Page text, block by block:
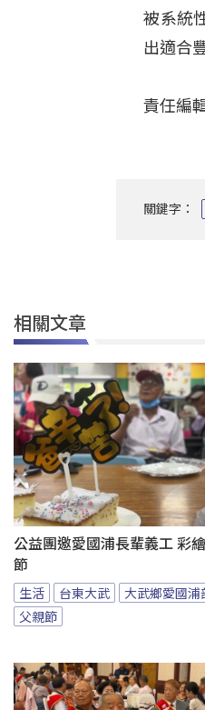
被系統
出適合
責任編
關鍵字：
相關文章
公益團邀愛國浦長輩義工 彩
節
生活 台東大武
大武鄉愛國浦
父親節